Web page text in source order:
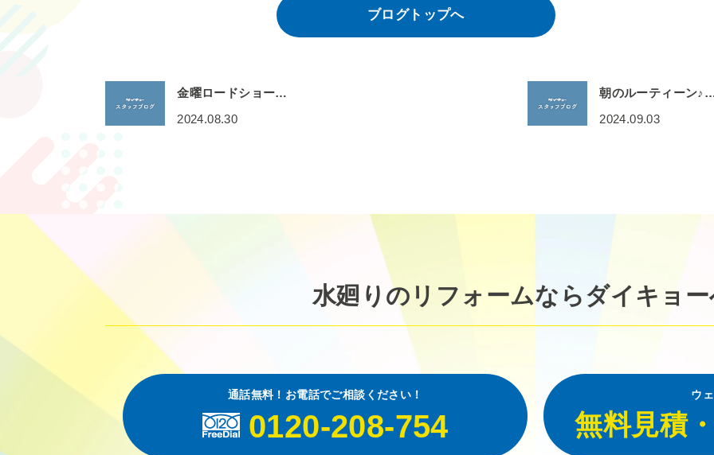
ブログトップへ
金曜ロードショー…
2024.08.30
朝のルーティーン
2024.09.03
水廻りのリフォームならダイキョ
通話無料！お電話でご相談ください！
0120-208-754
ウ
無料見積